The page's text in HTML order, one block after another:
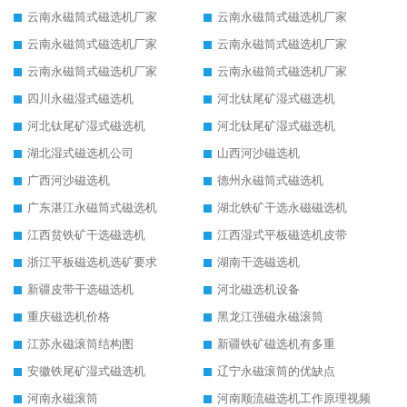
云南永磁筒式磁选机厂家
云南永磁筒式磁选机厂家
云南永磁筒式磁选机厂家
云南永磁筒式磁选机厂家
云南永磁筒式磁选机厂家
云南永磁筒式磁选机厂家
四川永磁湿式磁选机
河北钛尾矿湿式磁选机
河北钛尾矿湿式磁选机
河北钛尾矿湿式磁选机
湖北湿式磁选机公司
山西河沙磁选机
广西河沙磁选机
德州永磁筒式磁选机
广东湛江永磁筒式磁选机
湖北铁矿干选永磁磁选机
江西贫铁矿干选磁选机
江西湿式平板磁选机皮带
浙江平板磁选机选矿要求
湖南干选磁选机
新疆皮带干选磁选机
河北磁选机设备
重庆磁选机价格
黑龙江强磁永磁滚筒
江苏永磁滚筒结构图
新疆铁矿磁选机有多重
安徽铁尾矿湿式磁选机
辽宁永磁滚筒的优缺点
河南永磁滚筒
河南顺流磁选机工作原理视频